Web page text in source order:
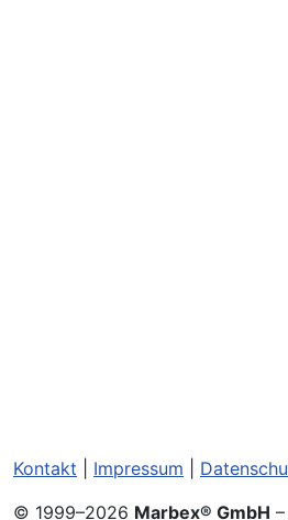
Kontakt
Impressum
© 1999–2026 Marbex® GmbH